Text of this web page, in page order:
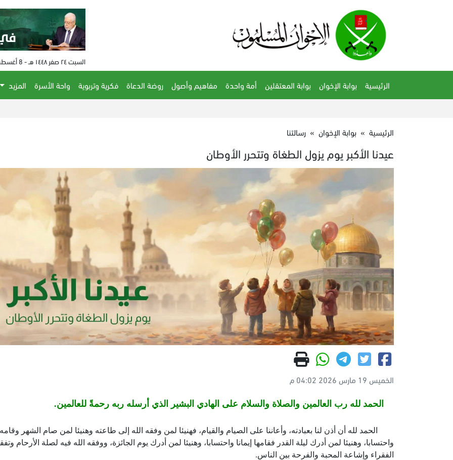
السبت ٢٤ صفر ١٤٤٨ هـ - 8 أغسطس 2026 م - الساعة 10:36 م
الرئيسية بوابة الإخوان بوابة المعتقلين أمة واحدة مفاهيم وأصول روضة الدعاة فكرية وتربوية واحة الأسرة
المزيد
الرئيسية » بوابة الإخوان » رسالتنا
عيدنا الأكبر يوم يزول الطغاة وتتحرر الأوطان
الخميس 19 مارس 2026 04:02 م
الحمد لله رب العالمين والصلاة والسلام على الهادي البشير الذي أرسله ربه رحمةً للعالمين.
الحمد لله أن أذن لنا بعبادته، وأعاننا على الصيام والقيام، فهنيئا لمن وفقه الله إلى طاعته وهنيئا لمن صام الشهر وقامه
واحتسابا، وهنيئا لمن أدرك ليلة القدر فقامها إيمانا واحتسابا، وهنيئا لمن أدرك يوم الجائزة، ووفقه الله فيه لصلة الأرحام
الفقراء وإشاعة المحبة والفرحة بين الناس.